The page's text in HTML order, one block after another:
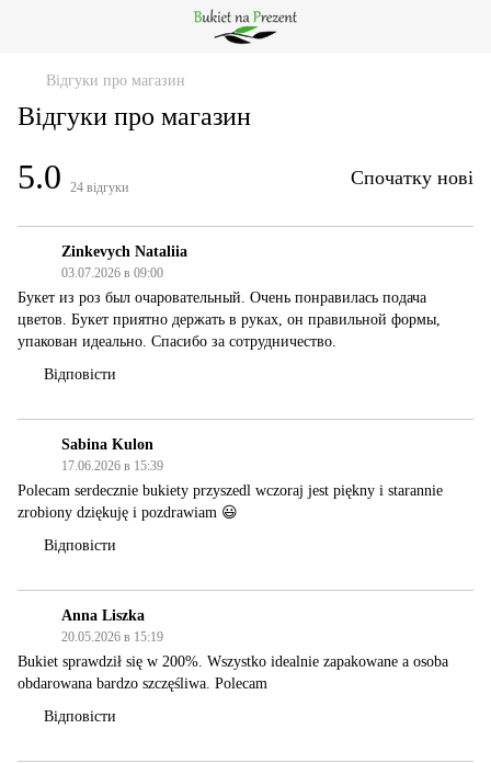
Відгуки про магазин
Відгуки про магазин
5.0 24 відгуки Спочатку нові
Zinkevych Nataliia
03.07.2026 в 09:00
Букет из роз был очаровательный. Очень понравилась подача
цветов. Букет приятно держать в руках, он правильной формы,
упакован идеально. Спасибо за сотрудничество.
Відповісти
Sabina Kulon
17.06.2026 в 15:39
Polecam serdecznie bukiety przyszedl wczoraj jest piękny i starannie
zrobiony dziękuję i pozdrawiam 😃
Відповісти
Anna Liszka
20.05.2026 в 15:19
Bukiet sprawdził się w 200%. Wszystko idealnie zapakowane a osoba
obdarowana bardzo szczęśliwa. Polecam
Відповісти